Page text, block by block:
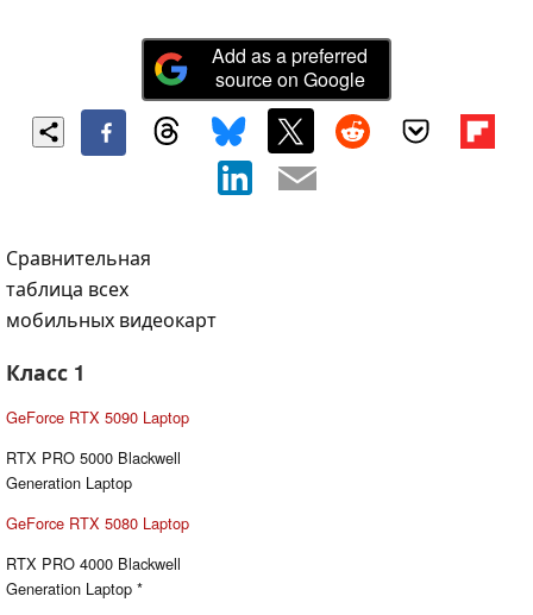
эффективность и производительность. Schenker
представляет M570TU как игровой ноутбук mySN
SMG7, оборудованный процессором Intel Core 2
Extreme X9100 и новой видео картой 9800M GTX.
Add as a preferred
source on Google
Сравнительная
таблица всех
мобильных видеокарт
Класс 1
GeForce RTX 5090 Laptop
RTX PRO 5000 Blackwell
Generation Laptop
GeForce RTX 5080 Laptop
RTX PRO 4000 Blackwell
Generation Laptop *